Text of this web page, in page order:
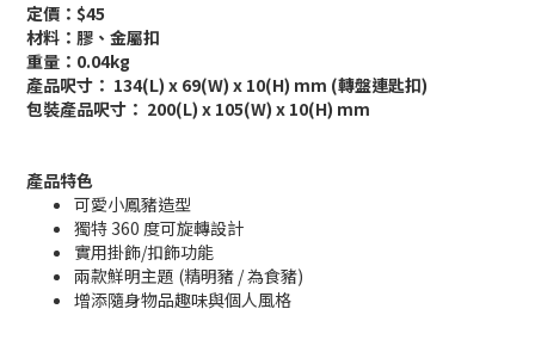
定價：$45
材料：膠、金屬扣
重量：0.04kg
產品呎寸： 134(L) x 69(W) x 10(H) mm (轉盤連匙扣)
包裝產品呎寸： 200(L) x 105(W) x 10(H) mm
產品特色
可愛小鳳豬造型
獨特 360 度可旋轉設計
實用掛飾/扣飾功能
兩款鮮明主題 (精明豬 / 為食豬)
增添隨身物品趣味與個人風格